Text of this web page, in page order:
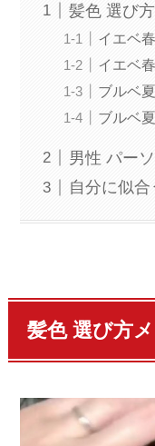
髪色 選び
イエベ
イエベ
ブルベ
ブルベ
男性 パー
自分に似
髪色 選び方